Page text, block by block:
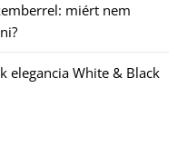
miért nem
elegancia White & Black